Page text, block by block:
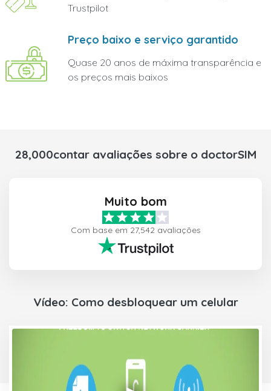
Trustpilot
Preço baixo e serviço garantido
Quase 20 anos de máxima transparência e
os preços mais baixos
28,000contar avaliações sobre o doctorSIM
Muito bom
Com base em 27,542 avaliações
Vídeo: Como desbloquear um celular